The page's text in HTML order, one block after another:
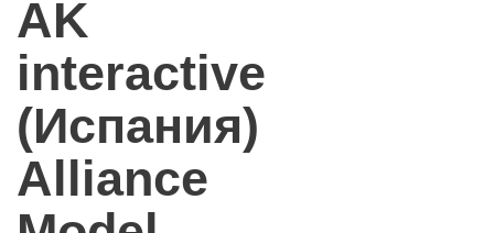
AK
interactive
(Испания)
Alliance